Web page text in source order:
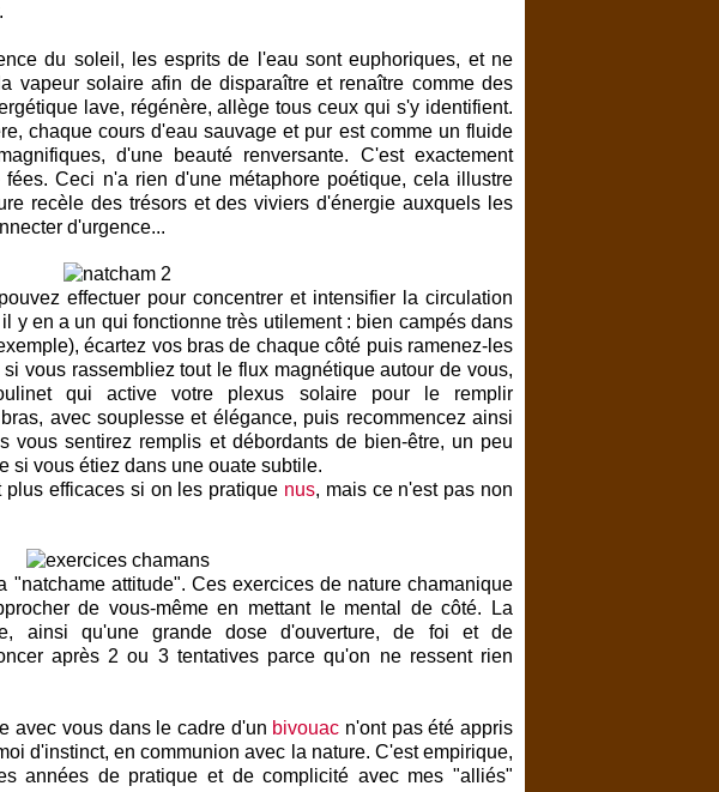
du soleil, les esprits de l'eau sont euphoriques, et ne
vapeur solaire afin de disparaître et renaître comme des
lave, régénère, allège tous ceux qui s'y identifient.
chaque cours d'eau sauvage et pur est comme un fluide
d'une beauté renversante. C'est exactement
Ceci n'a rien d'une métaphore poétique, cela illustre
recèle des trésors et des viviers d'énergie auxquels les
d'urgence...
effectuer pour concentrer et intensifier la circulation
y en a un qui fonctionne très utilement : bien campés dans
écartez vos bras de chaque côté puis ramenez-les
vous rassembliez tout le flux magnétique autour de vous,
qui active votre plexus solaire pour le remplir
avec souplesse et élégance, puis recommencez ainsi
vous sentirez remplis et débordants de bien-être, un peu
si vous étiez dans une ouate subtile.
efficaces si on les pratique nus, mais ce n'est pas non
"natchame attitude". Ces exercices de nature chamanique
de vous-même en mettant le mental de côté. La
ainsi qu'une grande dose d'ouverture, de foi et de
après 2 ou 3 tentatives parce qu'on ne ressent rien
avec vous dans le cadre d'un bivouac n'ont pas été appris
d'instinct, en communion avec la nature. C'est empirique,
années de pratique et de complicité avec mes "alliés"